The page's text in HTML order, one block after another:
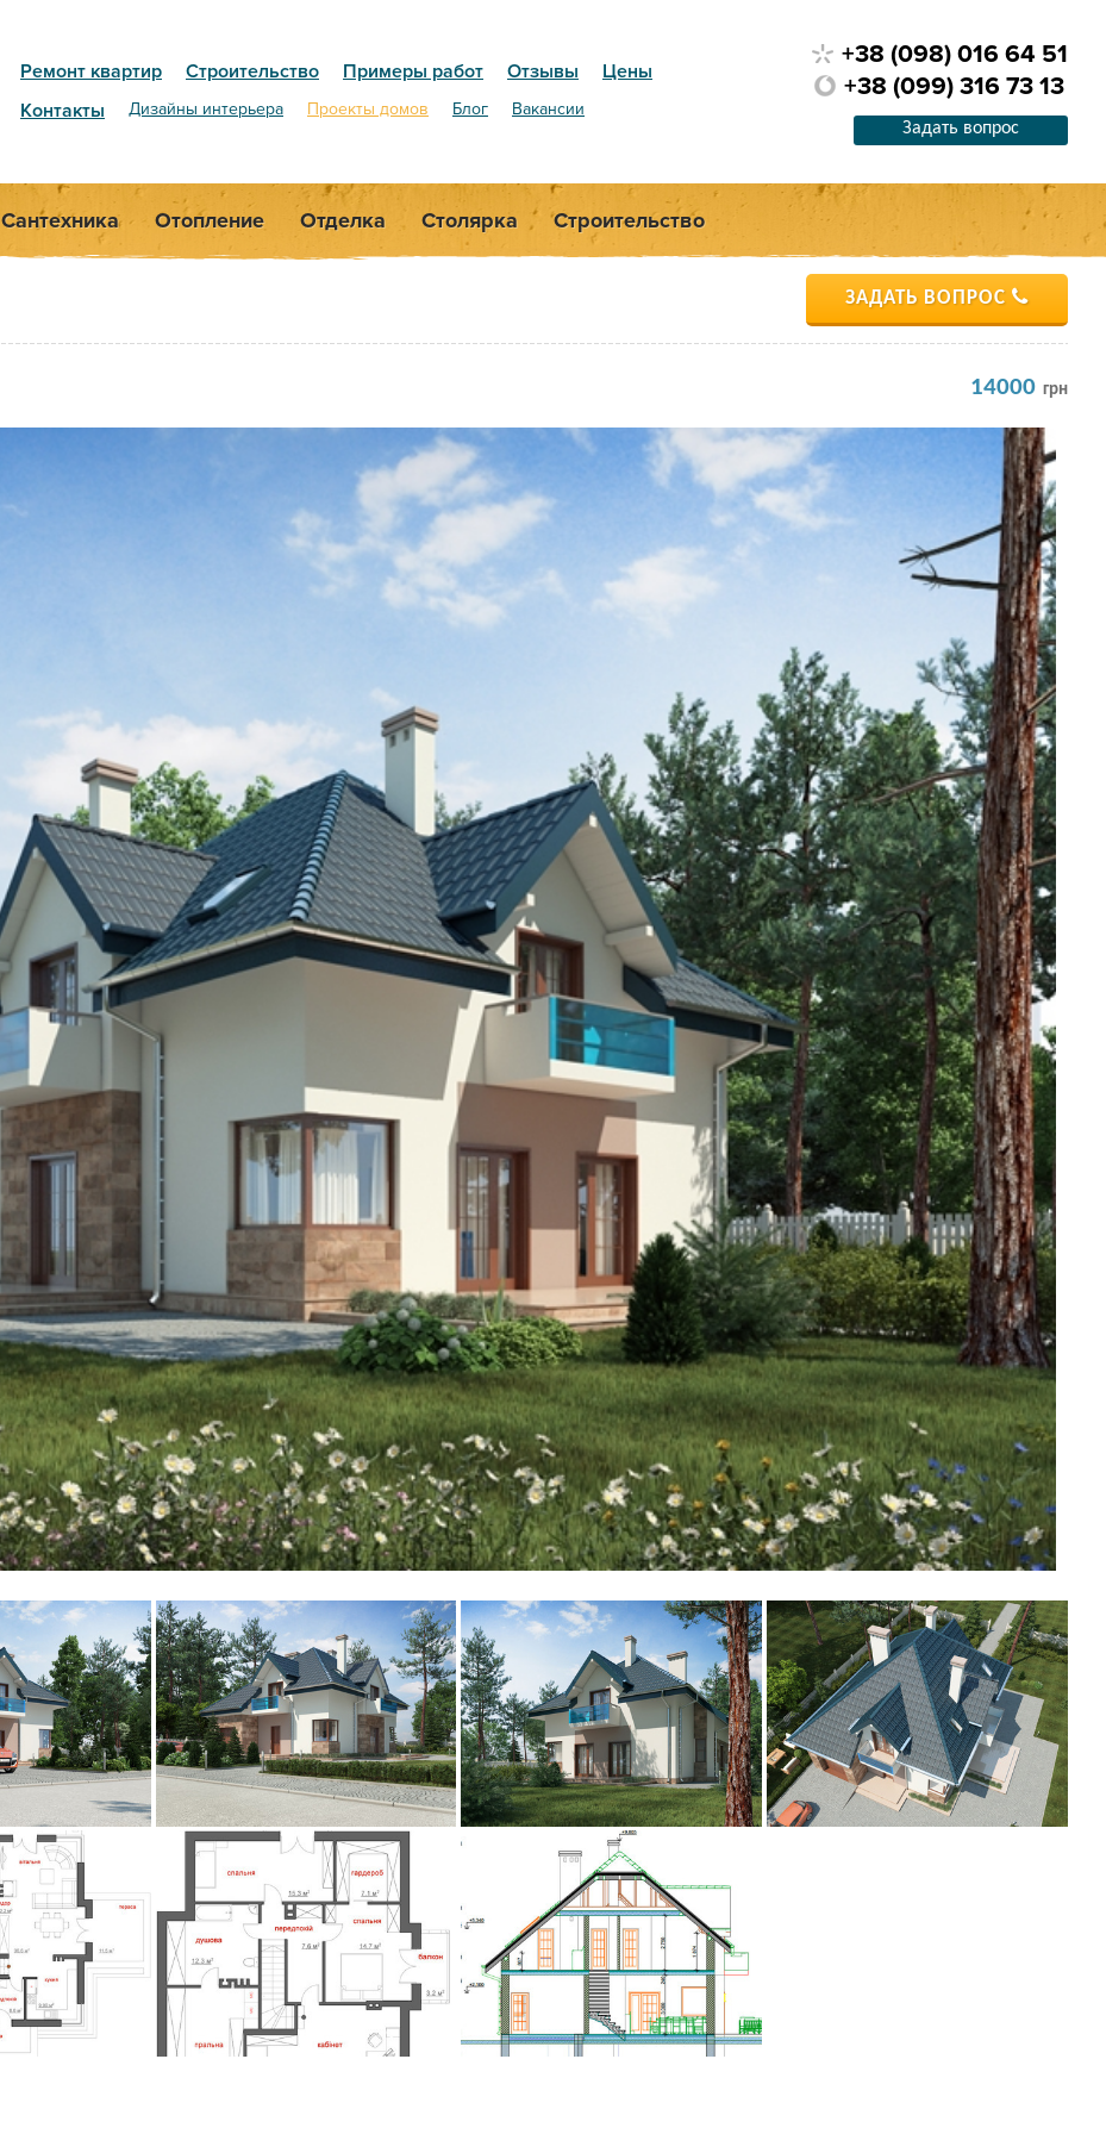
Ремонт квартир Строительство Примеры работ Отзывы
Цены
Контакты
Дизайны интерьера Проекты домов Блог Вакансии
+38 (098) 016 64 51
+38 (099) 316 73 13
Задать вопрос
Сантехника Отопление Отделка Столярка Строительство
ЗАДАТЬ ВОПРОС
14000 грн